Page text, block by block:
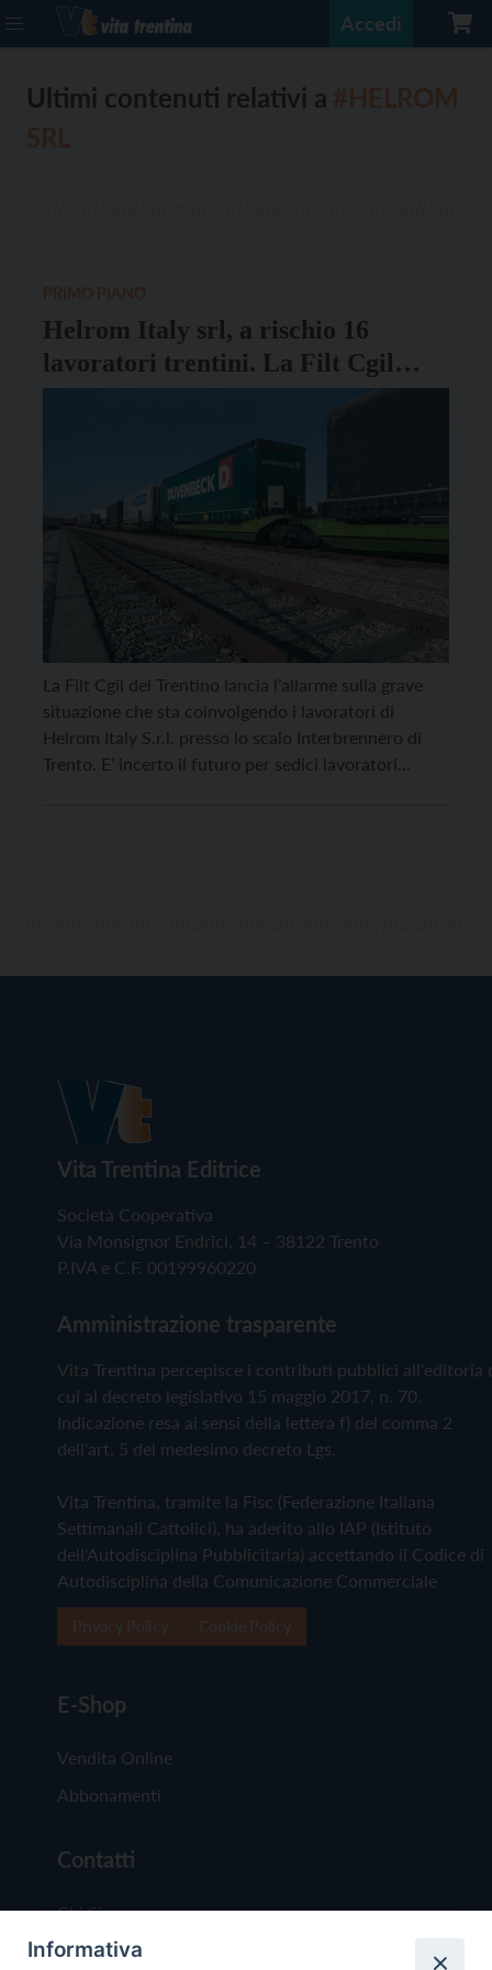
Accedi
Ultimi contenuti relativi a
Helrom Italy srl, a rischio 16
lavoratori trentini. La Filt Cgil
chiede l’apertura di un tavolo
La Filt Cgil del Trentino lancia l’allarme sulla grave
situazione che sta coinvolgendo i lavoratori di
Helrom Italy S.r.l. presso lo scalo Interbrennero di
Trento. E’ incerto il futuro per sedici lavoratori
Vita Trentina Editrice
Società Cooperativa
Via Monsignor Endrici, 14 – 38122 Trento
P.IVA e C.F. 00199960220
Amministrazione trasparente
Vita Trentina percepisce i contributi pubblici all'editoria
cui al decreto legislativo 15 maggio 2017, n. 70.
Indicazione resa ai sensi della lettera f) del comma 2
dell'art. 5 del medesimo decreto Lgs.
Vita Trentina, tramite la Fisc (Federazione Italiana
Settimanali Cattolici), ha aderito allo IAP (Istituto
dell'Autodisciplina Pubblicitaria) accettando il Codice di
Autodisciplina della Comunicazione Commerciale
E-Shop
Vendita Online
Abbonamenti
Contatti
Chi Siamo
Redazione
Informativa